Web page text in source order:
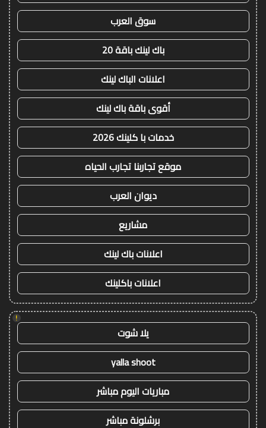
سوق العرب
باك لينك باقة 20
اعلانات الباك لينك
أقوى باقة باك لينك
خدمات با كلينك 2026
موقع تجاربنا تجارب الحياه
ديوان العرب
مشاريع
اعلانات باك لينك
اعلانات باكلينك
!
يلا شوت
yalla shoot
مباريات اليوم مباشر
برشلونة مباشر